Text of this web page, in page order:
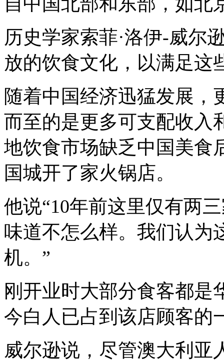
历史学家索菲·洛伊-威尔
放的饮食文化，以满足这
随着中国经济迅猛发展，
而至的是更多可支配收入
地饮食市场缺乏中国美食
国城开了家火锅店。
他说“10年前这里仅有两
味道不怎么样。我们认为
机。”
刚开业时大部分食客都是
今白人已占到该店顾客的
威尔逊说，尽管澳大利亚